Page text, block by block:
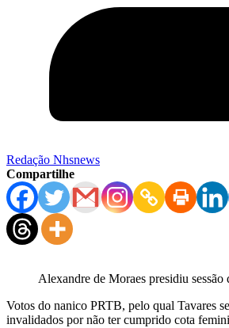
Redação Nhsnews
Compartilhe
Alexandre de Moraes presidiu
Votos do nanico PRTB, pelo qual Tavares
invalidados por não ter cumprido cota